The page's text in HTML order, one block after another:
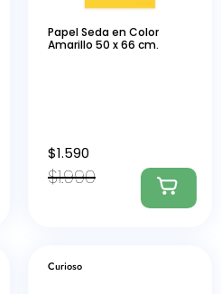
Papel Seda en Color
Amarillo 50 x 66 cm.
$1.990
$1.590
Curioso